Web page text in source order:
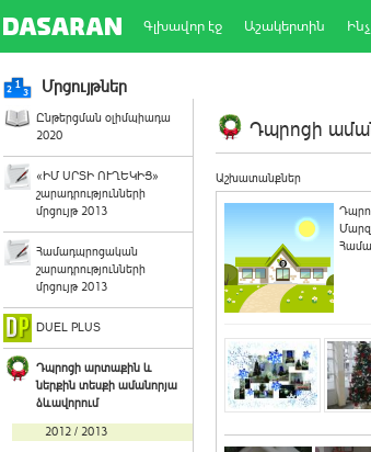
Գլխավոր էջ Աշակերտին
Մրցույթներ
Ընթերցման օլիմպիադա
2020
«ԻՄ ՍՐՏԻ ՈՒՂԵԿԻՑ»
շարադրությունների
մրցույթ 2013
Համադպրոցական
շարադրությունների
մրցույթ 2013
DUEL PLUS
Դպրոցի արտաքին և
ներքին տեսքի ամանորյա
ձևավորում
2012 / 2013
Դպրոցի
Աշխատանքներ